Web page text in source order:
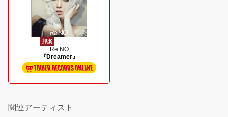
邦楽
Re:NO
『Dreamer』
関連アーティスト